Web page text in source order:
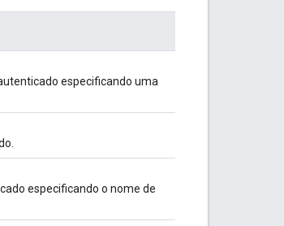
especificando uma
especificando o nome de